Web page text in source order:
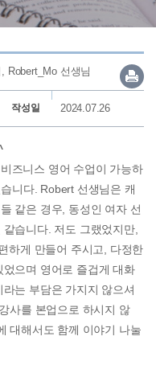
Robert_Mo 선생님
작성일 2024.07.26
즈니스 영어 수업이 가능하
니다. Robert 선생님은 캐
같은 경우, 동성인 여자 선
습니다. 저도 그랬었지만,
하게 만들어 주시고, 다정한
으며 영어로 즐겁게 대화
는 부담은 가지지 않으셔
사를 본업으로 하시지 않
대해서도 함께 이야기 나눌